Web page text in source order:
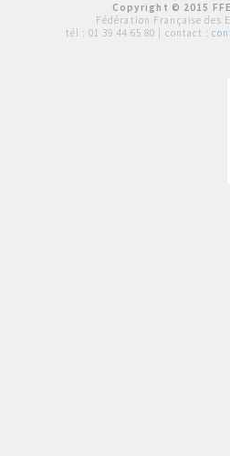
Copyright © 2015
Fédération Française des
tél : 01 39 44 65 80 | contact :